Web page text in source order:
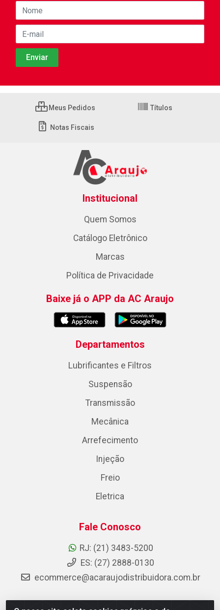
Meus Pedidos Títulos
Notas Fiscais
Institucional
Quem Somos
Catálogo Eletrônico
Marcas
Política de Privacidade
Baixe já o APP da AC Araujo
Departamentos
Lubrificantes e Filtros
Suspensão
Transmissão
Mecânica
Arrefecimento
Injeção
Freio
Eletrica
Fale Conosco
RJ: (21) 3483-5200
ES: (27) 2888-0130
ecommerce@acaraujodistribuidora.com.br